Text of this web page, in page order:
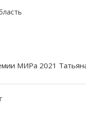
МИРа 2021